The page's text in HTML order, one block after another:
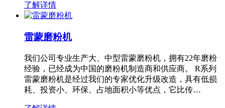
了解详情
雷蒙磨粉机
我们公司专业生产大、中型雷蒙磨粉机，拥有22年磨粉
经验，已经成为中国的磨粉机制造商和供应商。 R系列
雷蒙磨粉机是经过我们的专家优化升级改造，具有低损
耗、投资小、环保、占地面积小等优点，它比传…